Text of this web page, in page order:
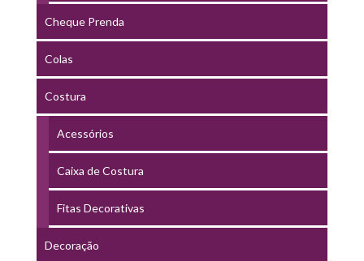
Cheque Prenda
Colas
Costura
Acessórios
Caixa de Costura
Fitas Decorativas
Decoração